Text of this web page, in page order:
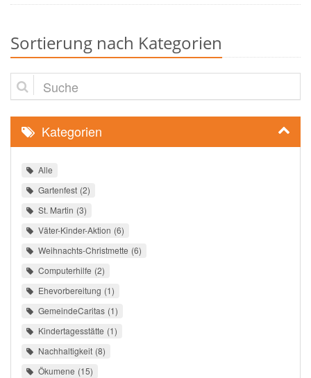
Sortierung nach Kategorien
Suche
Kategorien
Alle
Gartenfest 2
St. Martin 3
Väter-Kinder-Aktion 6
Weihnachts-Christmette 6
Computerhilfe 2
Ehevorbereitung 1
GemeindeCaritas 1
Kindertagesstätte 1
Nachhaltigkeit 8
Ökumene 15